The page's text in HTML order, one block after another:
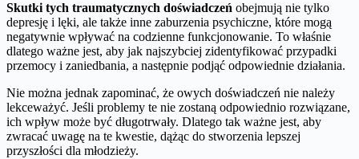
Skutki tych traumatycznych doświadczeń obejmują nie tylko
depresję i lęki, ale także inne zaburzenia psychiczne, które mogą
negatywnie wpływać na codzienne funkcjonowanie. To właśnie
dlatego ważne jest, aby jak najszybciej zidentyfikować przypadki
przemocy i zaniedbania, a następnie podjąć odpowiednie działania.
Nie można jednak zapominać, że owych doświadczeń nie należy
lekceważyć. Jeśli problemy te nie zostaną odpowiednio rozwiązane,
ich wpływ może być długotrwały. Dlatego tak ważne jest, aby
zwracać uwagę na te kwestie, dążąc do stworzenia lepszej
przyszłości dla młodzieży.